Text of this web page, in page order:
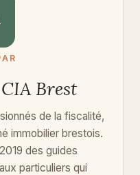
Brest
de la fiscalité,
immobilier brestois.
des guides
particuliers qui